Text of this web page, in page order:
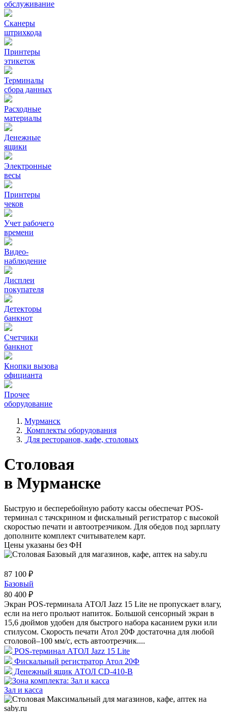
обслуживание
Сканеры
штрихкода
Принтеры
этикеток
Терминалы
сбора данных
Расходные
материалы
Денежные
ящики
Электронные
весы
Принтеры
чеков
Учет рабочего
времени
Видео‑
наблюдение
Дисплеи
покупателя
Детекторы
банкнот
Счетчики
банкнот
Кнопки вызова
официанта
Прочее
оборудование
Мурманск
Комплекты оборудования
Для ресторанов, кафе, столовых
Столовая
в Мурманске
Быструю и бесперебойную работу кассы обеспечат POS-
терминал с тачскрином и фискальный регистратор с высокой
скоростью печати и автоотрезчиком. Для обедов под зарплату
дополните комплект считывателем карт.
Цены указаны без ФН
87 100 ₽
Базовый
80 400 ₽
Экран POS-терминала АТОЛ Jazz 15 Lite не пропускает влагу,
если на него прольют напиток. Большой сенсорный экран в
15,6 дюймов удобен для быстрого набора касанием руки или
стилусом. Скорость печати Атол 20Ф достаточна для любой
столовой–100 мм/с, есть автоотрезчик....
POS-терминал АТОЛ Jazz 15 Lite
Фискальный регистратор Атол 20Ф
Денежный ящик АТОЛ CD-410-B
Зал и касса